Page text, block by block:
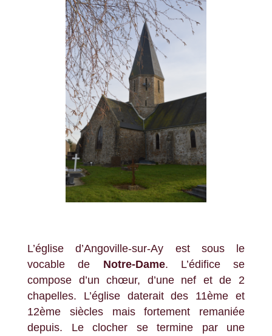
L’église d’Angoville-sur-Ay est sous le
vocable de Notre-Dame. L’édifice se
compose d’un chœur, d’une nef et de 2
chapelles. L’église daterait des 11ème et
12ème siècles mais fortement remaniée
depuis. Le clocher se termine par une